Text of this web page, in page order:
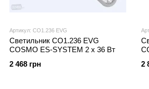
Артикул: CO1.236 EVG
Светильник CO1.236 EVG
COSMO ES-SYSTEM 2 х 36 Вт
2 468 грн
2